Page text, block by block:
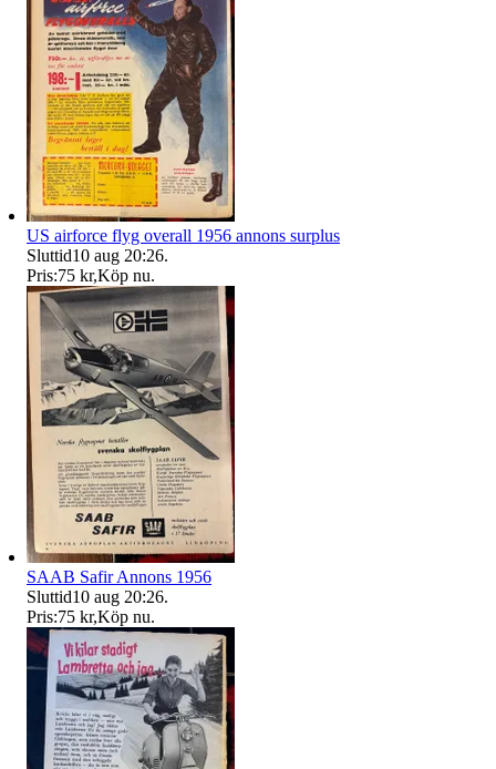
US airforce flyg overall 1956 annons surplus
Sluttid10 aug 20:26.
Pris:75 kr,Köp nu.
SAAB Safir Annons 1956
Sluttid10 aug 20:26.
Pris:75 kr,Köp nu.